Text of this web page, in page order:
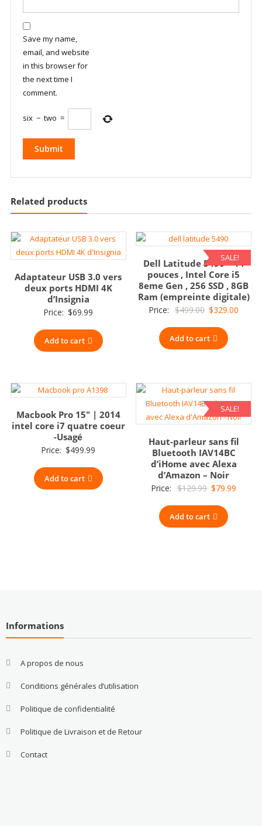
Save my name,
email, and website
in this browser for
the next time I
comment.
six − two =
Related products
Adaptateur USB 3.0 vers
deux ports HDMI 4K
d’Insignia
Price: $69.99
Add to cart
SALE!
Dell Latitude 5490 – 14
pouces , Intel Core i5
8eme Gen , 256 SSD , 8GB
Ram (empreinte digitale)
Price: $499.00 Original
was:
$499.00.
$329.00
Add to cart
Macbook Pro 15″ | 2014
intel core i7 quatre coeur
-Usagé
Price: $499.99
Add to cart
SALE!
Haut-parleur sans fil
Bluetooth IAV14BC
d’iHome avec Alexa
d’Amazon – Noir
Price: $129.99 Original
was:
$79.99
Add to cart
Informations
A propos de nous
Conditions générales d’utilisation
Politique de confidentialité
Politique de Livraison et de Retour
Contact